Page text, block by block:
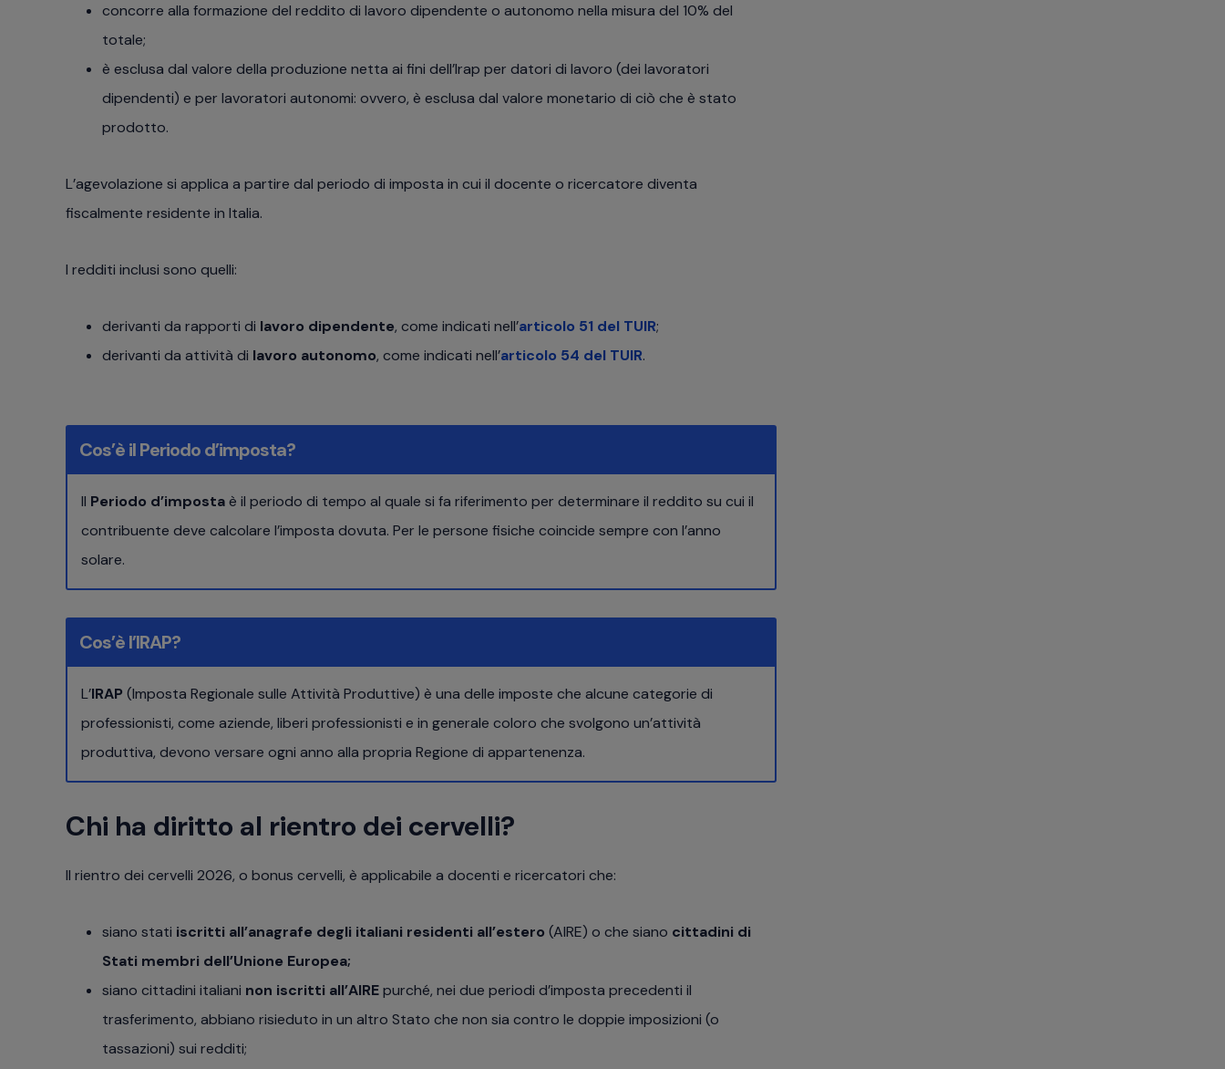
concorre alla formazione del reddito di lavoro dipendente o autonomo nella misura del 10% del
totale;
è esclusa dal valore della produzione netta ai fini dell’Irap per datori di lavoro (dei lavoratori
dipendenti) e per lavoratori autonomi: ovvero, è esclusa dal valore monetario di ciò che è stato
prodotto.
L’agevolazione si applica a partire dal periodo di imposta in cui il docente o ricercatore diventa
fiscalmente residente in Italia.
I redditi inclusi sono quelli:
derivanti da rapporti di lavoro dipendente, come indicati nell’articolo 51 del TUIR;
derivanti da attività di lavoro autonomo, come indicati nell’articolo 54 del TUIR.
Cos’è il Periodo d’imposta?
Il Periodo d’impostaè il periodo di tempo al quale si fa riferimento per determinare il reddito su cui il
contribuente deve calcolare l’imposta dovuta. Per le persone fisiche coincide sempre con l’anno
solare.
Cos’è l’IRAP?
L’IRAP (Imposta Regionale sulle Attività Produttive) è una delle imposte che alcune categorie di
professionisti, come aziende, liberi professionisti e in generale coloro che svolgono un’attività
produttiva, devono versare ogni anno alla propria Regione di appartenenza.
Chi ha diritto al rientro dei cervelli?
Il rientro dei cervelli 2026, o bonus cervelli, è applicabile a docenti e ricercatori che:
siano stati iscritti all’anagrafe degli italiani residenti all’estero (AIRE) o che siano cittadini di
Stati membri dell’Unione Europea;
siano cittadini italiani non iscritti all’AIREpurché, nei due periodi d’imposta precedenti il
trasferimento, abbiano risieduto in un altro Stato che non sia contro le doppie imposizioni (o
tassazioni) sui redditi;